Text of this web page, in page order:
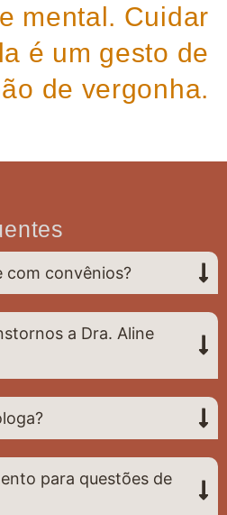
mental. Cuidar
é um gesto de
de vergonha.
com convênios?
a Dra. Aline
para questões de